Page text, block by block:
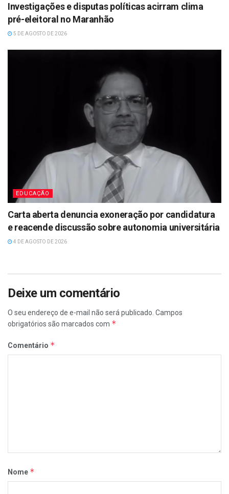
Investigações e disputas políticas acirram clima
pré-eleitoral no Maranhão
5 DE AGOSTO DE 2026
EDUCAÇÃO
Carta aberta denuncia exoneração por candidatura
e reacende discussão sobre autonomia universitária
4 DE AGOSTO DE 2026
Deixe um comentário
O seu endereço de e-mail não será publicado. Campos
obrigatórios são marcados com *
Comentário *
Nome *